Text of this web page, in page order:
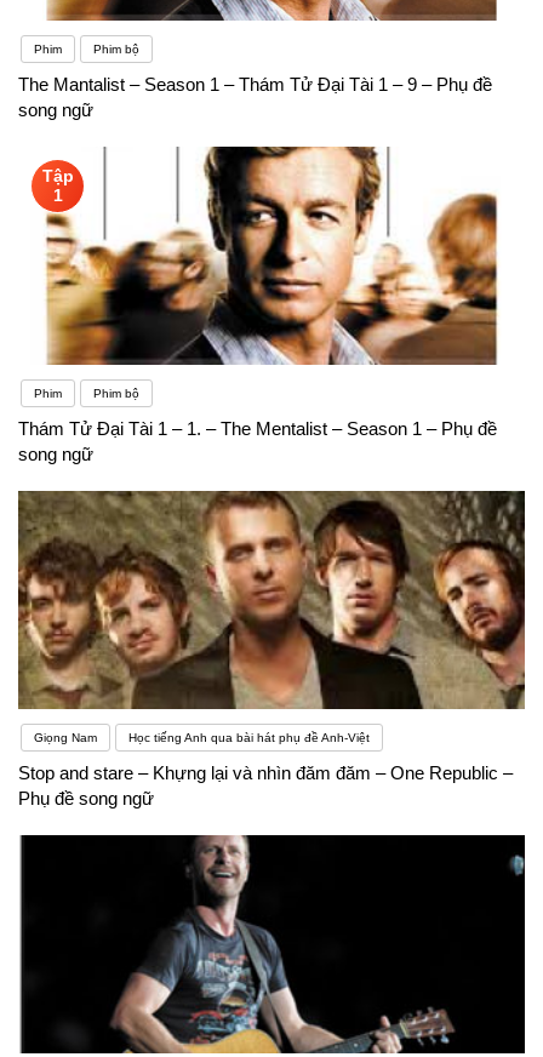
Phim Phim bộ
The Mantalist – Season 1 – Thám Tử Đại Tài 1 – 9 – Phụ đề
song ngữ
Tập
1
Phim Phim bộ
Thám Tử Đại Tài 1 – 1. – The Mentalist – Season 1 – Phụ đề
song ngữ
Giọng Nam Học tiếng Anh qua bài hát phụ đề Anh-Việt
Stop and stare – Khựng lại và nhìn đăm đăm – One Republic –
Phụ đề song ngữ